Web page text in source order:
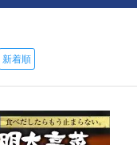
新着順